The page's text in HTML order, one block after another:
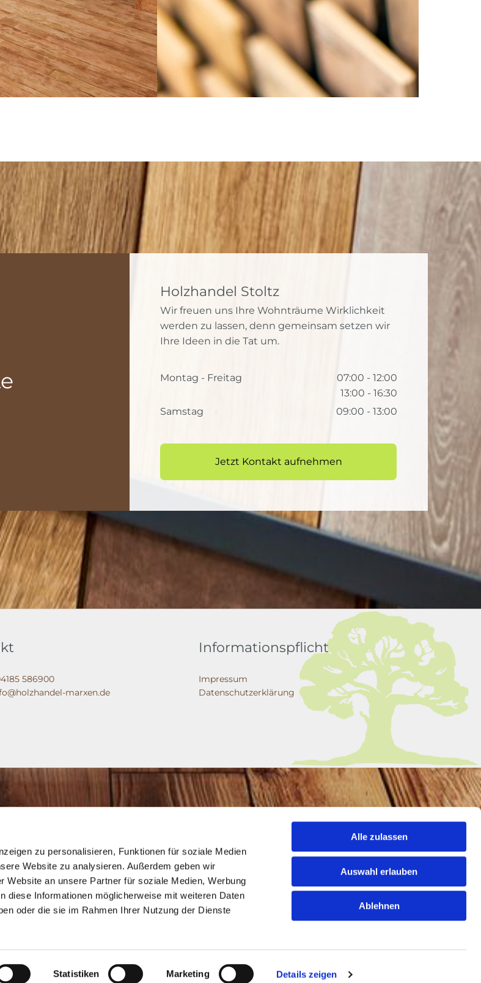
zu personalisieren, Funktionen für soziale Medien
Website zu analysieren. Außerdem geben wir
Website an unsere Partner für soziale Medien, Werbung
diese Informationen möglicherweise mit weiteren Daten
oder die sie im Rahmen Ihrer Nutzung der Dienste
Statistiken Marketing Details zeigen
Alle zulassen
Auswahl erlauben
Ablehnen
Holzhandel Stoltz
Wir freuen uns Ihre Wohnträume Wirklichkeit
werden zu lassen, denn gemeinsam setzen wir
Ihre Ideen in die Tat um.
Montag - Freitag
07:00 - 12:00
13:00 - 16:30
Samstag
09:00 - 13:00
Jetzt Kontakt aufnehmen
586900
marxen.de
Informationspflicht
Impressum
Datenschutzerklärung